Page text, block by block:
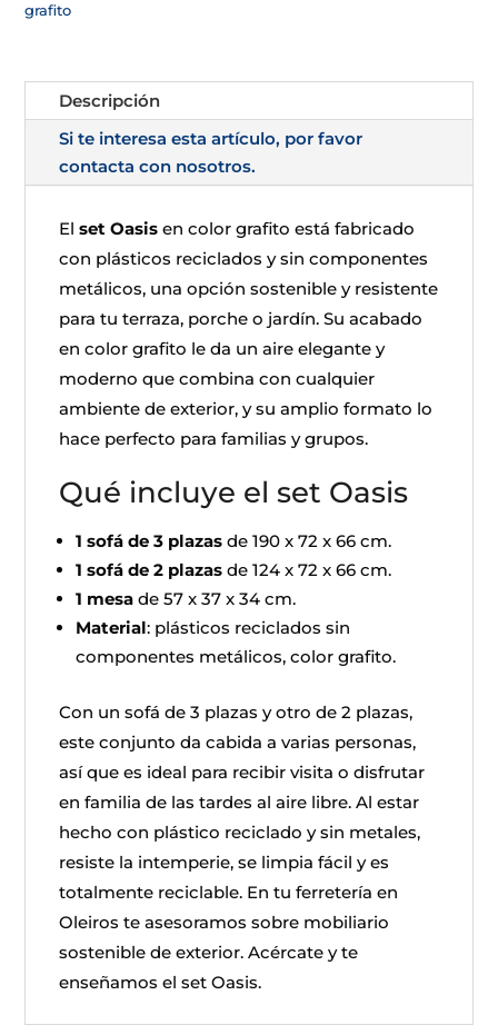
grafito
Descripción
Si te interesa esta artículo, por favor
contacta con nosotros.
Elset Oasis en color grafito está fabricado
con plásticos reciclados y sin componentes
metálicos, una opción sostenible y resistente
para tu terraza, porche o jardín. Su acabado
en color grafito le da un aire elegante y
moderno que combina con cualquier
ambiente de exterior, y su amplio formato lo
hace perfecto para familias y grupos.
Qué incluye el set Oasis
1 sofá de 3 plazas de 190 x 72 x 66 cm.
1 sofá de 2 plazas de 124 x 72 x 66 cm.
1 mesa de 57 x 37 x 34 cm.
Material: plásticos reciclados sin
componentes metálicos, color grafito.
Con un sofá de 3 plazas y otro de 2 plazas,
este conjunto da cabida a varias personas,
así que es ideal para recibir visita o disfrutar
en familia de las tardes al aire libre. Al estar
hecho con plástico reciclado y sin metales,
resiste la intemperie, se limpia fácil y es
totalmente reciclable. En tu ferretería en
Oleiros te asesoramos sobre mobiliario
sostenible de exterior. Acércate y te
enseñamos el set Oasis.